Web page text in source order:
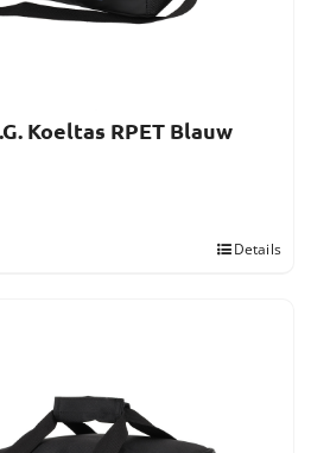
Koeltas RPET Blauw
Details